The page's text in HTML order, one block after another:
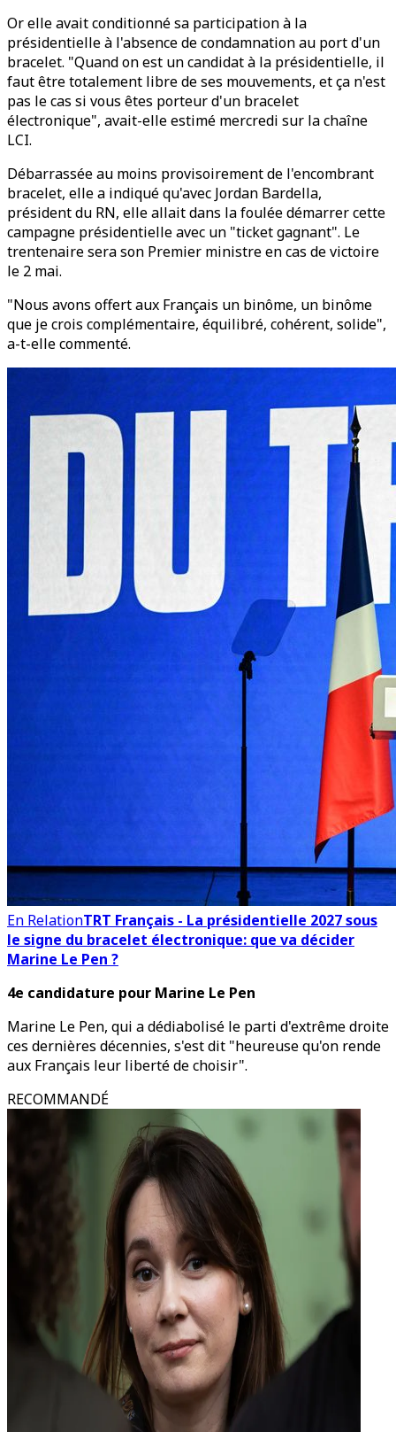
Or elle avait conditionné sa participation à la
présidentielle à l'absence de condamnation au port d'un
bracelet. "Quand on est un candidat à la présidentielle, il
faut être totalement libre de ses mouvements, et ça n'est
pas le cas si vous êtes porteur d'un bracelet
électronique", avait-elle estimé mercredi sur la chaîne
LCI.
Débarrassée au moins provisoirement de l'encombrant
bracelet, elle a indiqué qu'avec Jordan Bardella,
président du RN, elle allait dans la foulée démarrer cette
campagne présidentielle avec un "ticket gagnant". Le
trentenaire sera son Premier ministre en cas de victoire
le 2 mai.
"Nous avons offert aux Français un binôme, un binôme
que je crois complémentaire, équilibré, cohérent, solide",
a-t-elle commenté.
En RelationTRT Français - La présidentielle 2027 sous
le signe du bracelet électronique: que va décider
Marine Le Pen ?
4e candidature pour Marine Le Pen
Marine Le Pen, qui a dédiabolisé le parti d'extrême droite
ces dernières décennies, s'est dit "heureuse qu'on rende
aux Français leur liberté de choisir".
RECOMMANDÉ